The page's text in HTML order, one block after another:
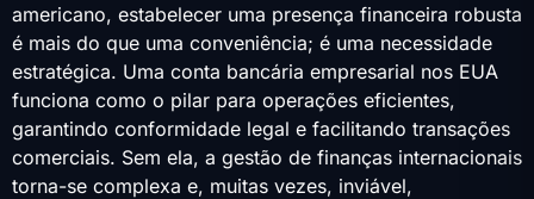
americano, estabelecer uma presença financeira robusta
é mais do que uma conveniência; é uma necessidade
estratégica. Uma conta bancária empresarial nos EUA
funciona como o pilar para operações eficientes,
garantindo conformidade legal e facilitando transações
comerciais. Sem ela, a gestão de finanças internacionais
torna-se complexa e, muitas vezes, inviável,